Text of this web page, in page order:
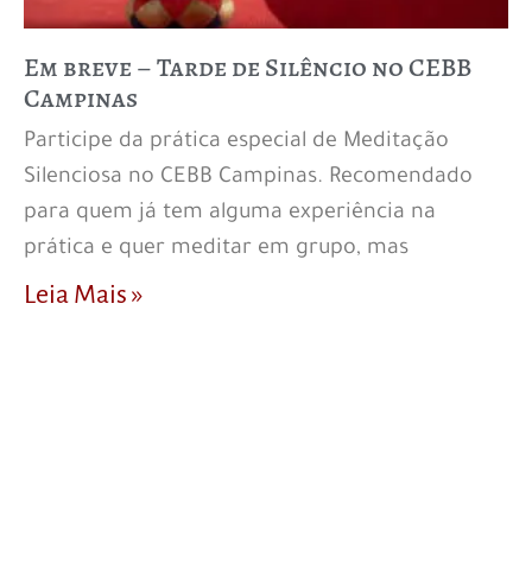
Em breve – Tarde de Silêncio no CEBB
Campinas
Participe da prática especial de Meditação
Silenciosa no CEBB Campinas. Recomendado
para quem já tem alguma experiência na
prática e quer meditar em grupo, mas
Leia Mais »